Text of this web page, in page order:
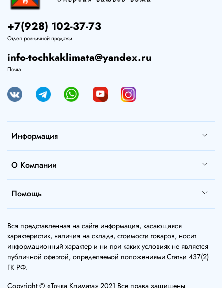
Информация
О Компании
Помощь
+7(928) 102-37-73
Отдел розничной продажи
info-tochkaklimata@yandex.ru
Почта
Вся представленная на сайте информация, касающаяся
характеристик, наличия на складе, стоимости товаров, носит
информационный характер и ни при каких условиях не является
публичной офертой, определяемой положениями Статьи 437(2)
ГК РФ.
Copyright © «Точка Климата» 2021 Все права защищены